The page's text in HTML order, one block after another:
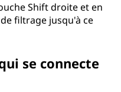
Shift droite et en
filtrage jusqu'à ce
se connecte